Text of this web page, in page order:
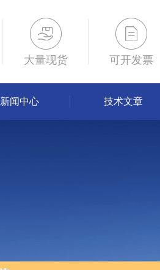
大量现货 可开发票
新闻中心 技术文章